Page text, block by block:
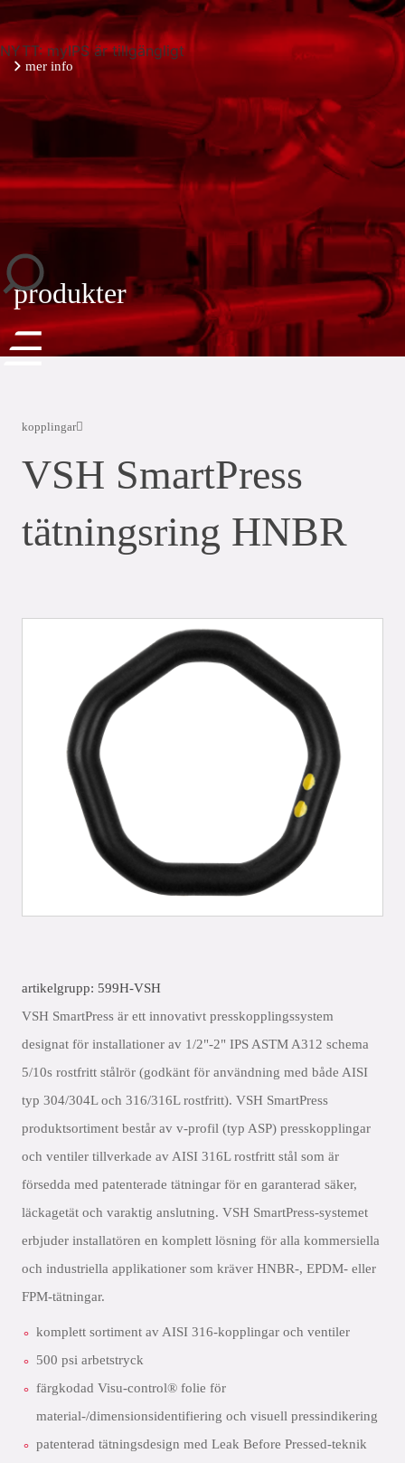
NYTT: myIPS är tillgängligt
mer info
stäng
produkter
kopplingar
VSH SmartPress
tätningsring HNBR
artikelgrupp: 599H-VSH
VSH SmartPress är ett innovativt presskopplingssystem
designat för installationer av 1/2"-2" IPS ASTM A312 schema
5/10s rostfritt stålrör (godkänt för användning med både AISI
typ 304/304L och 316/316L rostfritt). VSH SmartPress
produktsortiment består av v-profil (typ ASP) presskopplingar
och ventiler tillverkade av AISI 316L rostfritt stål som är
försedda med patenterade tätningar för en garanterad säker,
läckagetät och varaktig anslutning. VSH SmartPress-systemet
erbjuder installatören en komplett lösning för alla kommersiella
och industriella applikationer som kräver HNBR-, EPDM- eller
FPM-tätningar.
komplett sortiment av AISI 316-kopplingar och ventiler
500 psi arbetstryck
färgkodad Visu-control® folie för
material-/dimensionsidentifiering och visuell pressindikering
patenterad tätningsdesign med Leak Before Pressed-teknik